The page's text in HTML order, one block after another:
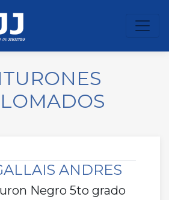
ANDRES
Negro 5to grado